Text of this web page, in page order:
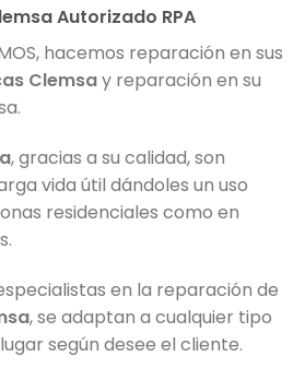
Autorizado RPA
hacemos reparación en sus
Clemsay reparación en su
, gracias a su calidad, son
vida útil dándoles un uso
residenciales como en
en la reparación de
, se adaptan a cualquier tipo
según desee el cliente.